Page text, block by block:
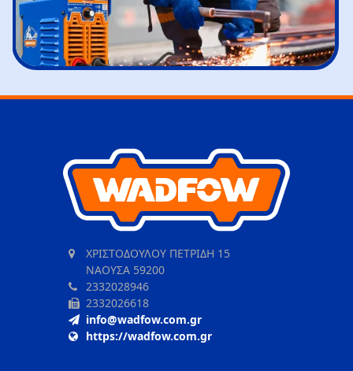
ΧΡΙΣΤΟΔΟΥΛΟΥ ΠΕΤΡΙΔΗ 15
ΝΑΟΥΣΑ 59200
2332028946
2332026618
info@wadfow.com.gr
https://wadfow.com.gr